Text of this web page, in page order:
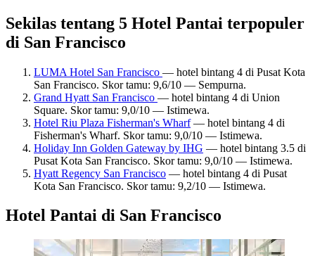
Sekilas tentang 5 Hotel Pantai terpopuler
di San Francisco
LUMA Hotel San Francisco — hotel bintang 4 di Pusat Kota
San Francisco. Skor tamu: 9,6/10 — Sempurna.
Grand Hyatt San Francisco — hotel bintang 4 di Union
Square. Skor tamu: 9,0/10 — Istimewa.
Hotel Riu Plaza Fisherman's Wharf— hotel bintang 4 di
Fisherman's Wharf. Skor tamu: 9,0/10 — Istimewa.
Holiday Inn Golden Gateway by IHG — hotel bintang 3.5 di
Pusat Kota San Francisco. Skor tamu: 9,0/10 — Istimewa.
Hyatt Regency San Francisco — hotel bintang 4 di Pusat
Kota San Francisco. Skor tamu: 9,2/10 — Istimewa.
Hotel Pantai di San Francisco